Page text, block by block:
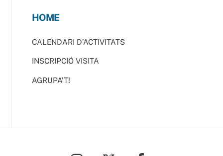
HOME
CALENDARI D’ACTIVITATS
INSCRIPCIÓ VISITA
AGRUPA’T!